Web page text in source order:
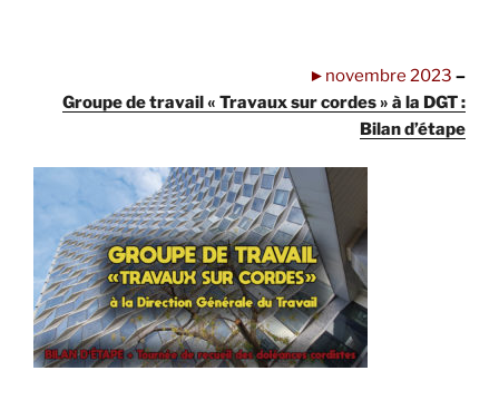
►novembre 2023 –
Groupe de travail « Travaux sur cordes » à la DGT :
Bilan d’étape